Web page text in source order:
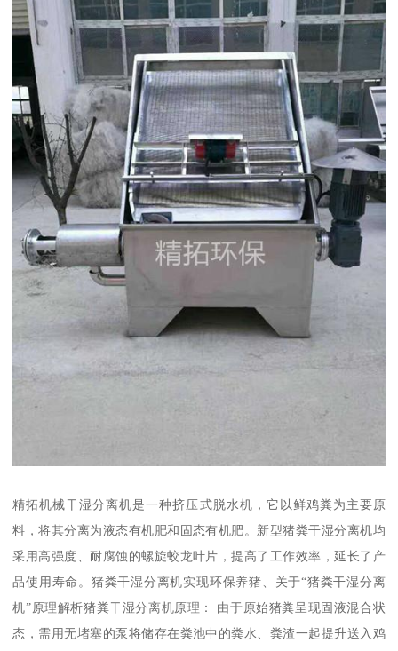
精拓机械干湿分离机是一种挤压式脱水机，它以鲜鸡粪为主要原
料，将其分离为液态有机肥和固态有机肥。新型猪粪干湿分离机均
采用高强度、耐腐蚀的螺旋蛟龙叶片，提高了工作效率，延长了产
品使用寿命。猪粪干湿分离机实现环保养猪、关于“猪粪干湿分离
机”原理解析猪粪干湿分离机原理： 由于原始猪粪呈现固液混合状
态，需用无堵塞的泵将储存在粪池中的粪水、粪渣一起提升送入鸡